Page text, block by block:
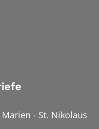
Marien - St. Nikolaus